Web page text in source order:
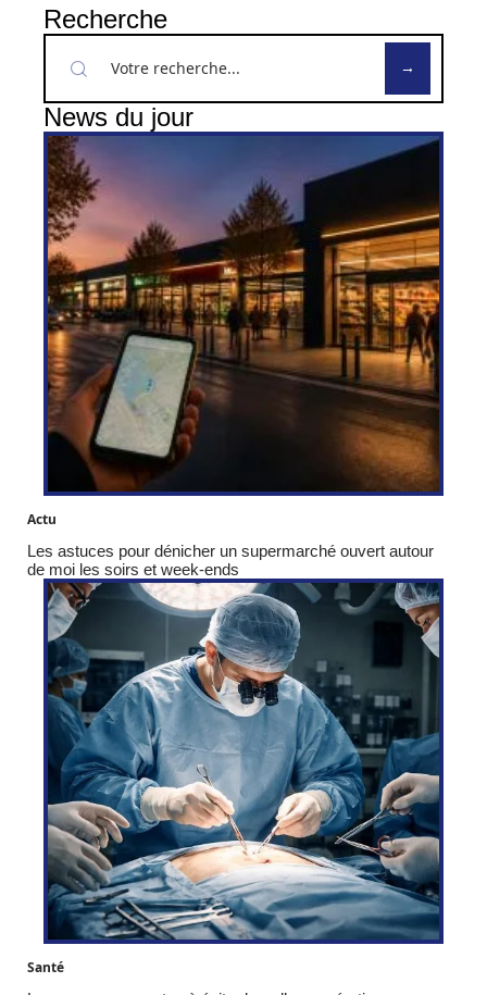
Recherche
News du jour
Actu
Les astuces pour dénicher un supermarché ouvert autour
de moi les soirs et week-ends
Santé